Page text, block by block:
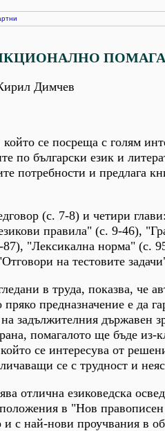
Димчев
се посреща с голям
по български език и
потребности и предлага
(с. 7-8) и четири
правила" (с. 9-46),
"Лексикална норма" (с.
на тестовите
в труда, показва, че
предназначение е да
задължителния държавен
помагалото ще бъде из-
се интересува от
се с трудност и
отлична езиковедска
в "Нов
най-нови проучвания в